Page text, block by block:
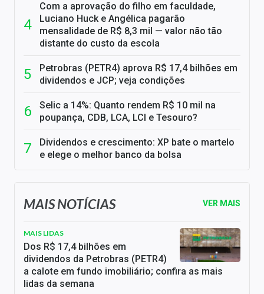
Com a aprovação do filho em faculdade,
Luciano Huck e Angélica pagarão
mensalidade de R$ 8,3 mil — valor não tão
distante do custo da escola
Petrobras (PETR4) aprova R$ 17,4 bilhões em
dividendos e JCP; veja condições
Selic a 14%: Quanto rendem R$ 10 mil na
poupança, CDB, LCA, LCI e Tesouro?
Dividendos e crescimento: XP bate o martelo
e elege o melhor banco da bolsa
MAIS NOTÍCIAS VER MAIS
MAIS LIDAS
Dos R$ 17,4 bilhões em
dividendos da Petrobras (PETR4)
a calote em fundo imobiliário; confira as mais
lidas da semana